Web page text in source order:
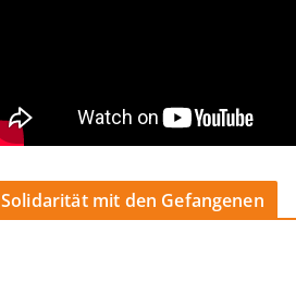
Solidarität mit den Gefangenen